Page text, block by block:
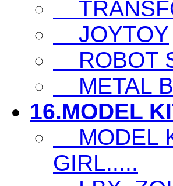
JOYTOY
ROBOT
METAL
16.MODEL
MODEL
GIRL.....